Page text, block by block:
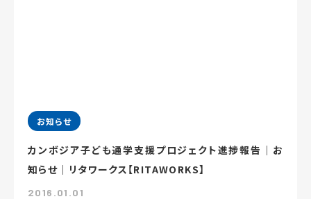
お知らせ
カンボジア子ども通学支援プロジェクト進捗報告｜お
知らせ｜リタワークス【RITAWORKS】
2016.01.01